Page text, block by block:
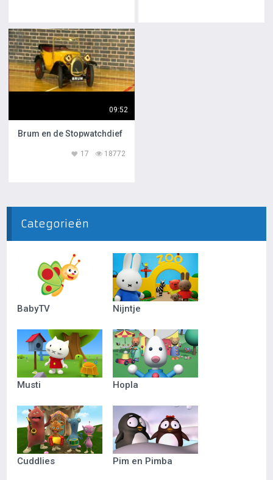
09:52
Brum en de Stopwatchdief
18772
17
Categorieën
BabyTV Nijntje
Musti Hopla
Cuddlies Pim en Pimba